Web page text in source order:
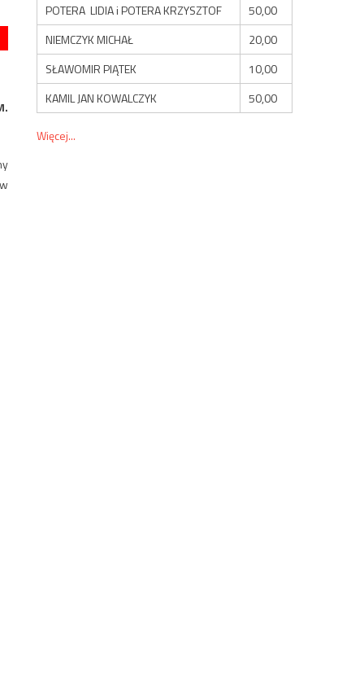
POTERA LIDIA i POTERA KRZYSZTOF
50,00
NIEMCZYK MICHAŁ
20,00
SŁAWOMIR PIĄTEK
10,00
KAMIL JAN KOWALCZYK
50,00
Więcej...